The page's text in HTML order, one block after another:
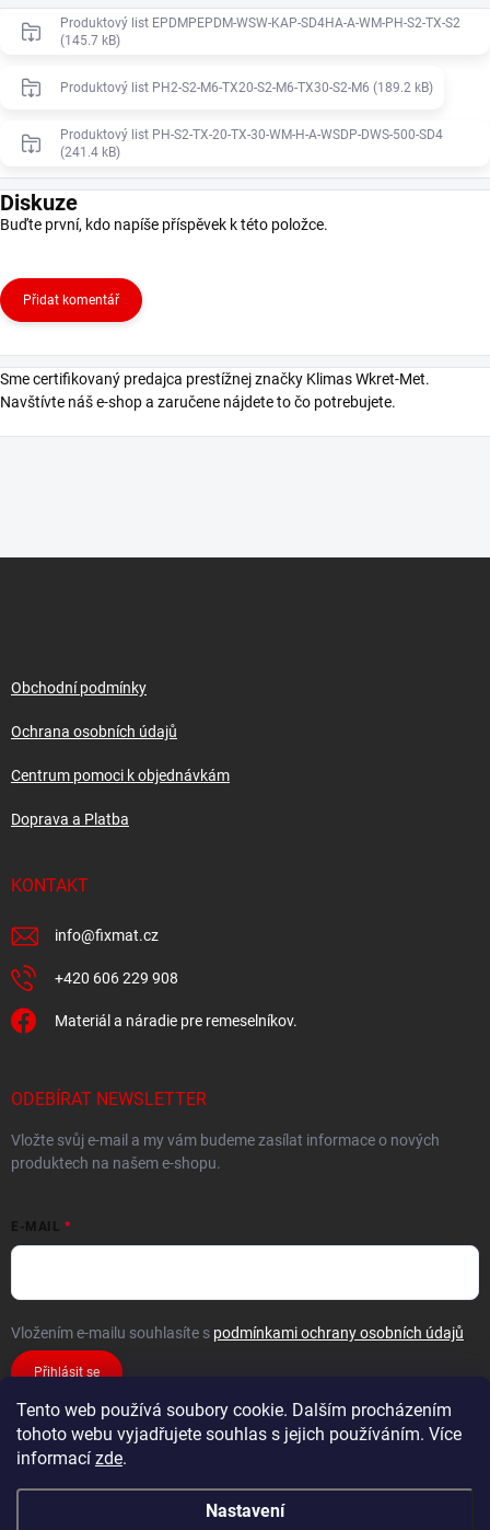
Tento web používá soubory cookie. Dalším procházením
tohoto webu vyjadřujete souhlas s jejich používáním. Více
informací zde.
Nastavení
Produktový list EPDMPEPDM-WSW-KAP-SD4HA-A-WM-PH-S2-TX-S2
(145.7 kB)
Produktový list PH2-S2-M6-TX20-S2-M6-TX30-S2-M6 (189.2 kB)
Produktový list PH-S2-TX-20-TX-30-WM-H-A-WSDP-DWS-500-SD4
(241.4 kB)
Diskuze
Buďte první, kdo napíše příspěvek k této položce.
Přidat komentář
Sme certifikovaný predajca prestížnej značky Klimas Wkret-Met.
Navštívte náš e-shop a zaručene nájdete to čo potrebujete.
Obchodní podmínky
Ochrana osobních údajů
Centrum pomoci k objednávkám
Doprava a Platba
KONTAKT
info@fixmat.cz
+420 606 229 908
Materiál a náradie pre remeselníkov.
ODEBÍRAT NEWSLETTER
Vložte svůj e-mail a my vám budeme zasílat informace o nových
produktech na našem e-shopu.
E-MAIL
Vložením e-mailu souhlasíte s podmínkami ochrany osobních údajů
Přihlásit se